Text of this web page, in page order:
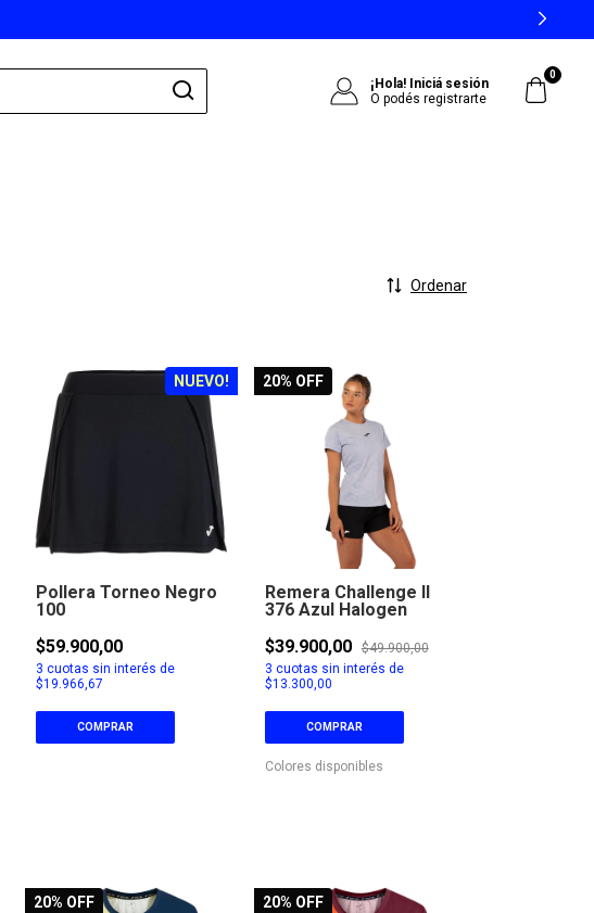
¡Hola! Iniciá sesión
O podés registrarte
0
Ordenar
NUEVO!
Pollera Torneo Negro
100
$59.900,00
3 cuotas sin interés de
$19.966,67
COMPRAR
20% OFF
Remera Challenge II
376 Azul Halogen
$39.900,00
$49.900,00
3 cuotas sin interés de
$13.300,00
COMPRAR
Colores disponibles
20% OFF 20% OFF